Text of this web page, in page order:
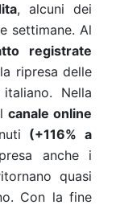
, alcuni dei
settimane. Al
registrate
ripresa delle
Nella
canale online
(+116% a
anche i
quasi
Con la fine